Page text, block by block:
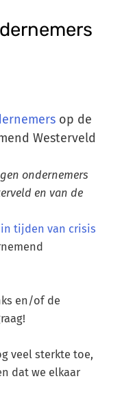
op de
Westerveld
ondernemers
en van de
tijden van crisis
en/of de
veel sterkte toe,
dat we elkaar